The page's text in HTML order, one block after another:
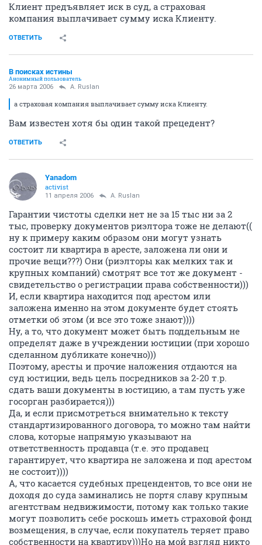
Клиент предъявляет иск в суд, а страховая
компания выплачивает сумму иска Клиенту.
ОТВЕТИТЬ
В поисках истины
Анонимный пользователь
26 марта 2006 A. Ruslan
а страховая компания выплачивает сумму иска Клиенту.
Вам известен хотя бы один такой прецедент?
ОТВЕТИТЬ
Yanadom
activist
11 апреля 2006 A. Ruslan
Гарантии чистоты сделки нет не за 15 тыс ни за 2
тыс, проверку документов риэлтора тоже не делают((
ну к примеру каким образом они могут узнать
состоит ли квартира в аресте, заложена ли они и
прочие вещи???) Они (риэлторы как мелких так и
крупных компаний) смотрят все тот же документ -
свидетельство о регистрации права собственности)))
И, если квартира находится под арестом или
заложена именно на этом документе будет стоять
отметки об этом (и все это тоже знают))))
Ну, а то, что документ может быть поддельным не
определят даже в учреждении юстиции (при хорошо
сделанном дубликате конечно)))
Поэтому, аресты и прочие наложения отдаются на
суд юстиции, ведь цель посредников за 2-20 т.р.
сдать ваши документы в юстицию, а там пусть уже
госорган разбирается)))
Да, и если присмотреться внимательно к тексту
стандартизированного договора, то можно там найти
слова, которые напрямую указывают на
ответственность продавца (т.е. это продавец
гарантирует, что квартира не заложена и под арестом
не состоит))))
А, что касается судебных прецендентов, то все они не
доходя до суда заминались не портя славу крупным
агентствам недвижимости, потому как только такие
могут позволить себе роскошь иметь страховой фонд
возмещения, в случае, если покупатель теряет право
собственности на квартиру)))Но на мой взгляд никто